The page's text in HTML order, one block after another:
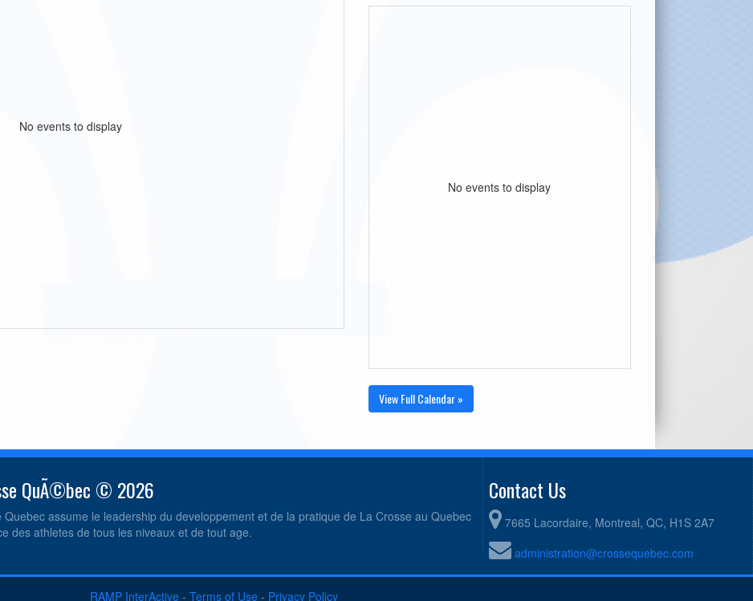
No events to display
No events to display
View Full Calendar »
QuÃ©bec © 2026
Quebec assume le leadership du developpement et de la pratique de La Crosse au Quebec
des athletes de tous les niveaux et de tout age.
Contact Us
7665 Lacordaire, Montreal, QC, H1S 2A7
administration@crossequebec.com
RAMP InterActive - Terms of Use - Privacy Policy